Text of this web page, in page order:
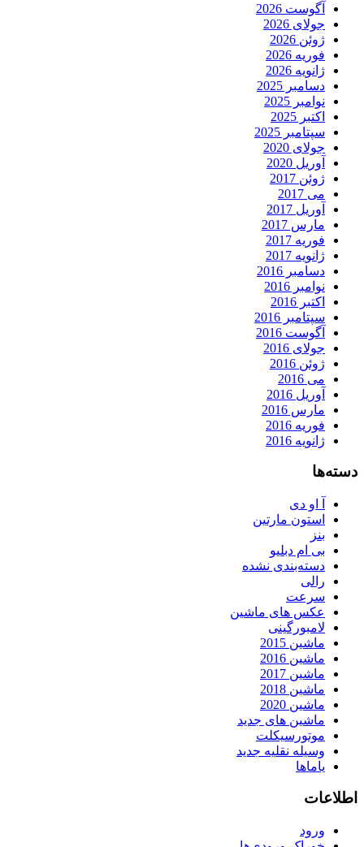
آگوست 2026
جولای 2026
ژوئن 2026
فوریه 2026
ژانویه 2026
دسامبر 2025
نوامبر 2025
اکتبر 2025
سپتامبر 2025
جولای 2020
آوریل 2020
ژوئن 2017
می 2017
آوریل 2017
مارس 2017
فوریه 2017
ژانویه 2017
دسامبر 2016
نوامبر 2016
اکتبر 2016
سپتامبر 2016
آگوست 2016
جولای 2016
ژوئن 2016
می 2016
آوریل 2016
مارس 2016
فوریه 2016
ژانویه 2016
دسته‌ها
آ او دی
استون مارتین
بنز
بی ام دبلیو
دسته‌بندی نشده
رالی
سرعت
عکس های ماشین
لامبورگینی
ماشین 2015
ماشین 2016
ماشین 2017
ماشین 2018
ماشین 2020
ماشین های جدید
موتورسیکلت
وسیله نقلیه جدید
یاماها
اطلاعات
ورود